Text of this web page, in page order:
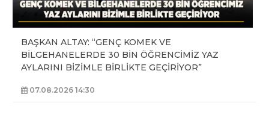
BAŞKAN ALTAY: “GENÇ KOMEK VE
BİLGEHANELERDE 30 BİN ÖĞRENCİMİZ YAZ
AYLARINI BİZİMLE BİRLİKTE GEÇİRİYOR”
07.08.2026 14:30